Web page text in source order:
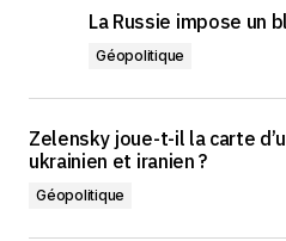
La Russie impose un
Géopolitique
Zelensky joue-t-il la carte
ukrainien et iranien ?
Géopolitique